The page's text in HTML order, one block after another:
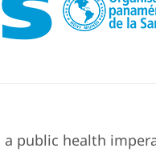
a public health